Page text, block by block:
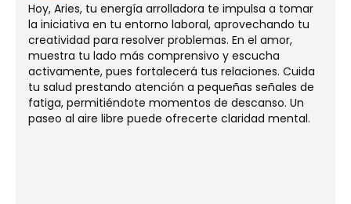
Hoy, Aries, tu energía arrolladora te impulsa a tomar
la iniciativa en tu entorno laboral, aprovechando tu
creatividad para resolver problemas. En el amor,
muestra tu lado más comprensivo y escucha
activamente, pues fortalecerá tus relaciones. Cuida
tu salud prestando atención a pequeñas señales de
fatiga, permitiéndote momentos de descanso. Un
paseo al aire libre puede ofrecerte claridad mental.